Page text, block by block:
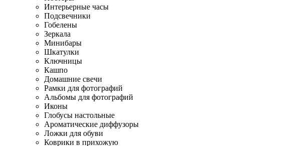
Интерьерные часы
Подсвечники
Гобелены
Зеркала
Минибары
Шкатулки
Ключницы
Кашпо
Домашние свечи
Рамки для фотографий
Альбомы для фотографий
Иконы
Глобусы настольные
Ароматические диффузоры
Ложки для обуви
Коврики в прихожую